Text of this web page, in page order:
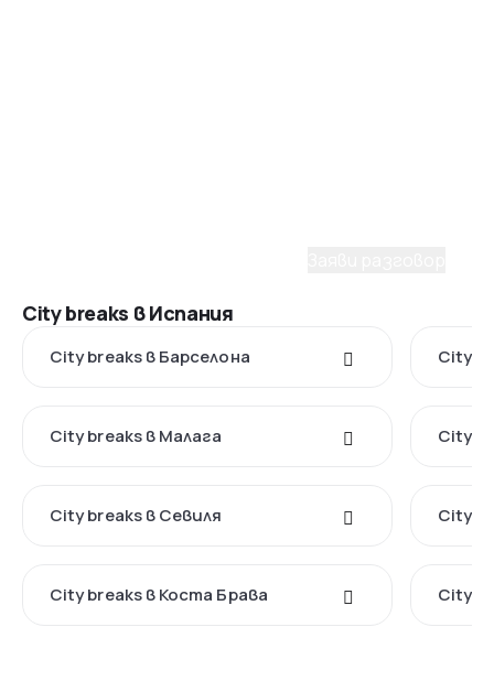
City breaks в Испания
City breaks в Барселона City
City breaks в Малага City
City breaks в Севиля City
City breaks в Коста Брава City